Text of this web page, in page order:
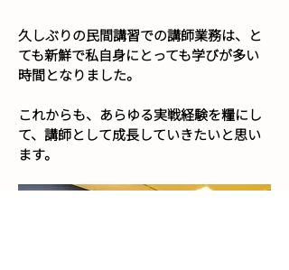
久しぶりの民間講習での講師業務は、と
ても新鮮で私自身にとっても学びが多い
時間となりました。
これからも、あらゆる実戦経験を糧にし
て、講師として成長していきたいと思い
ます。